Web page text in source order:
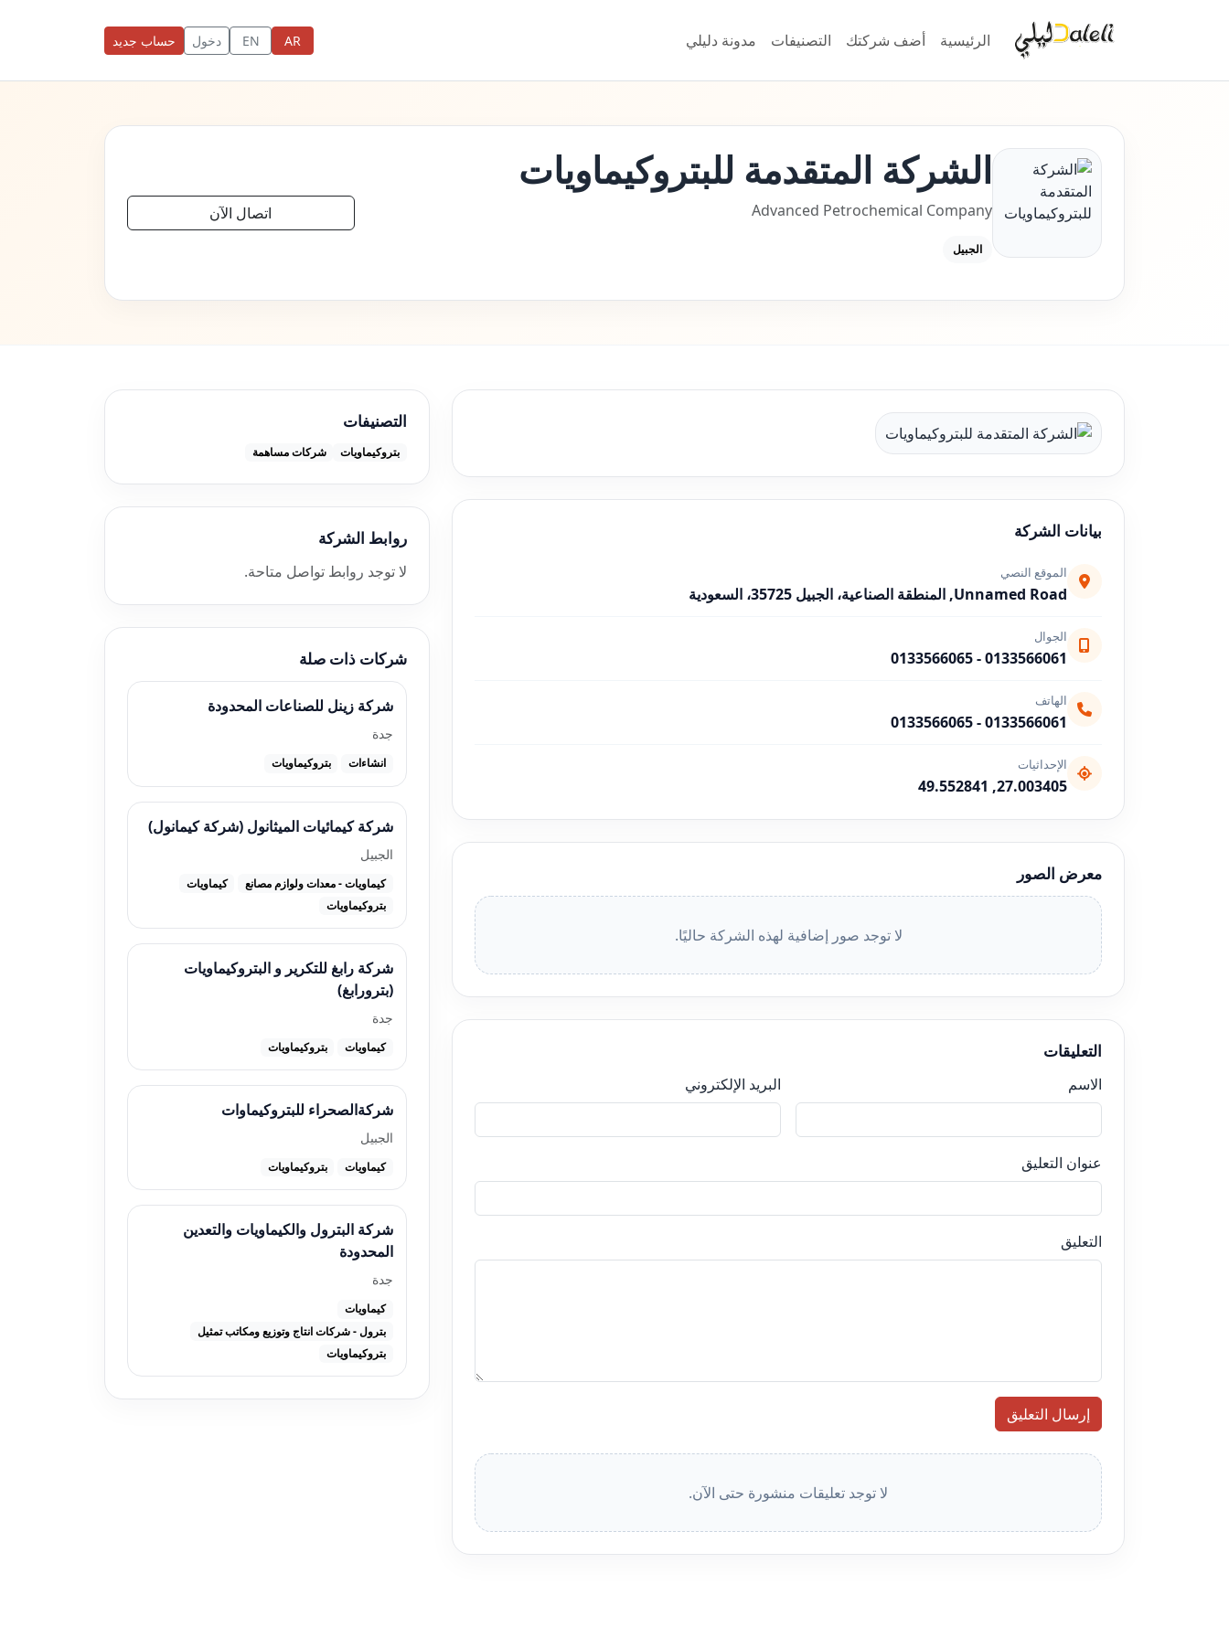
الرئيسية أضف شركتك التصنيفات مدونة دليلي AR
EN دخول حساب جديد
الشركة المتقدمة للبتروكيماويات
Advanced Petrochemical Company
الجبيل
اتصال الآن
بيانات الشركة
الموقع النصي
Unnamed Road, المنطقة الصناعية، الجبيل 35725، السعودية
الجوال
0133566061
-
0133566065
الهاتف
0133566061
-
0133566065
الإحداثيات
27.003405, 49.552841
معرض الصور
لا توجد صور إضافية لهذه الشركة حاليًا.
التعليقات
الاسم البريد الإلكتروني
عنوان التعليق
التعليق
إرسال التعليق
لا توجد تعليقات منشورة حتى الآن.
التصنيفات
بتروكيماويات شركات مساهمة
روابط الشركة
لا توجد روابط تواصل متاحة.
شركات ذات صلة
شركة زينل للصناعات المحدودة
جدة
انشاءات بتروكيماويات
شركة كيمائيات الميثانول (شركة كيمانول)
الجبيل
كيماويات - معدات ولوازم مصانع
كيماويات
بتروكيماويات
شركة رابغ للتكرير و البتروكيماويات
(بترورابغ)
جدة
كيماويات بتروكيماويات
شركةالصحراء للبتروكيماوات
الجبيل
كيماويات بتروكيماويات
شركة البترول والكيماويات والتعدين
المحدودة
جدة
كيماويات
بترول - شركات انتاج وتوزيع ومكاتب تمثيل
بتروكيماويات